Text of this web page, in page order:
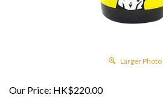
Larger Photo
Our Price: HK$220.00